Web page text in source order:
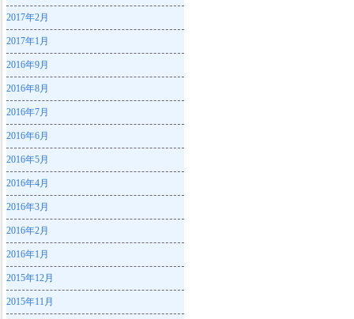
2017年2月
2017年1月
2016年9月
2016年8月
2016年7月
2016年6月
2016年5月
2016年4月
2016年3月
2016年2月
2016年1月
2015年12月
2015年11月